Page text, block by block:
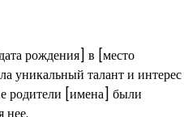
рождения] в [место
уникальный талант и интерес
родители [имена] были
нее.